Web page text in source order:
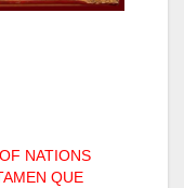
NATIONS
QUE